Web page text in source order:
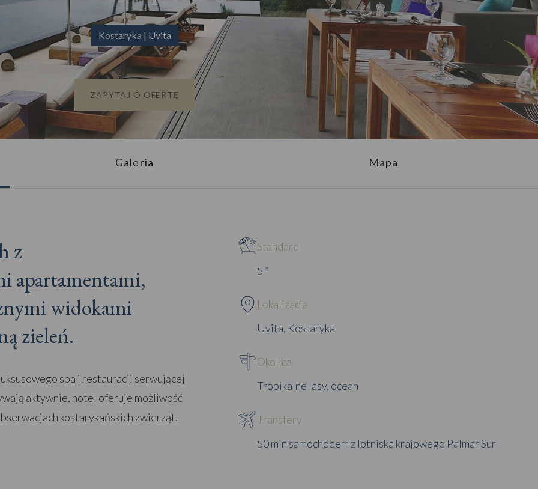
Kostaryka | Uvita
ZAPYTAJ O OFERTĘ
Galeria Mapa
z
apartamentami,
widokami
zieleń.
spa i restauracji serwującej
aktywnie, hotel oferuje możliwość
kostarykańskich zwierząt.
Standard
5 *
Lokalizacja
Uvita, Kostaryka
Okolica
Tropikalne lasy, ocean
Transfery
50 min samochodem z lotniska krajowego Palmar Sur